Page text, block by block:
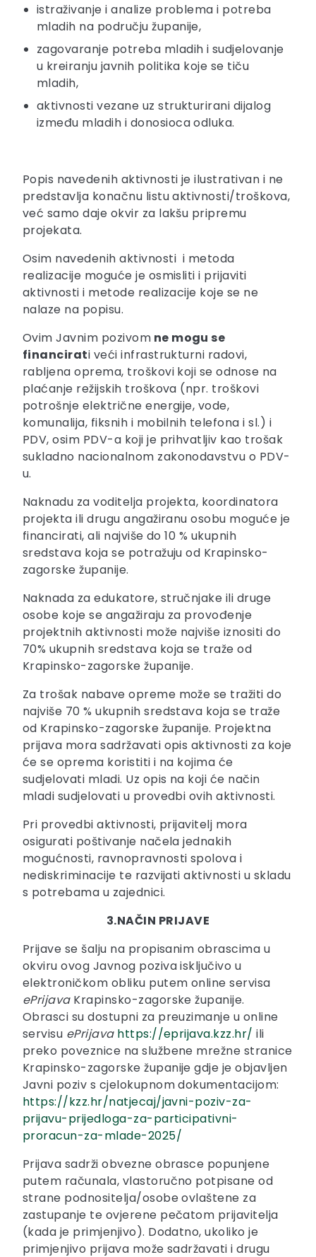
istraživanje i analize problema i potreba
mladih na području županije,
zagovaranje potreba mladih i sudjelovanje
u kreiranju javnih politika koje se tiču
mladih,
aktivnosti vezane uz strukturirani dijalog
između mladih i donosioca odluka.
Popis navedenih aktivnosti je ilustrativan i ne
predstavlja konačnu listu aktivnosti/troškova,
već samo daje okvir za lakšu pripremu
projekata.
Osim navedenih aktivnosti i metoda
realizacije moguće je osmisliti i prijaviti
aktivnosti i metode realizacije koje se ne
nalaze na popisu.
Ovim Javnim pozivom ne mogu se
financirati veći infrastrukturni radovi,
rabljena oprema, troškovi koji se odnose na
plaćanje režijskih troškova (npr. troškovi
potrošnje električne energije, vode,
komunalija, fiksnih i mobilnih telefona i sl.) i
PDV, osim PDV-a koji je prihvatljiv kao trošak
sukladno nacionalnom zakonodavstvu o PDV-
u.
Naknadu za voditelja projekta, koordinatora
projekta ili drugu angažiranu osobu moguće je
financirati, ali najviše do 10 % ukupnih
sredstava koja se potražuju od Krapinsko-
zagorske županije.
Naknada za edukatore, stručnjake ili druge
osobe koje se angažiraju za provođenje
projektnih aktivnosti može najviše iznositi do
70% ukupnih sredstava koja se traže od
Krapinsko-zagorske županije.
Za trošak nabave opreme može se tražiti do
najviše 70 % ukupnih sredstava koja se traže
od Krapinsko-zagorske županije. Projektna
prijava mora sadržavati opis aktivnosti za koje
će se oprema koristiti i na kojima će
sudjelovati mladi. Uz opis na koji će način
mladi sudjelovati u provedbi ovih aktivnosti.
Pri provedbi aktivnosti, prijavitelj mora
osigurati poštivanje načela jednakih
mogućnosti, ravnopravnosti spolova i
nediskriminacije te razvijati aktivnosti u skladu
s potrebama u zajednici.
3.NAČIN PRIJAVE
Prijave se šalju na propisanim obrascima u
okviru ovog Javnog poziva isključivo u
elektroničkom obliku putem online servisa
ePrijava Krapinsko-zagorske županije.
Obrasci su dostupni za preuzimanje u online
servisu ePrijava https://eprijava.kzz.hr/ ili
preko poveznice na službene mrežne stranice
Krapinsko-zagorske županije gdje je objavljen
Javni poziv s cjelokupnom dokumentacijom:
https://kzz.hr/natjecaj/javni-poziv-za-
prijavu-prijedloga-za-participativni-
proracun-za-mlade-2025/
Prijava sadrži obvezne obrasce popunjene
putem računala, vlastoručno potpisane od
strane podnositelja/osobe ovlaštene za
zastupanje te ovjerene pečatom prijavitelja
(kada je primjenjivo). Dodatno, ukoliko je
primjenjivo prijava može sadržavati i drugu